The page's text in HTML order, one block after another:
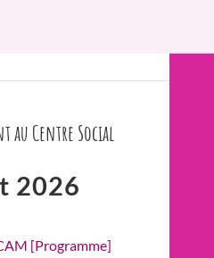
au Centre Social
2026
[Programme]